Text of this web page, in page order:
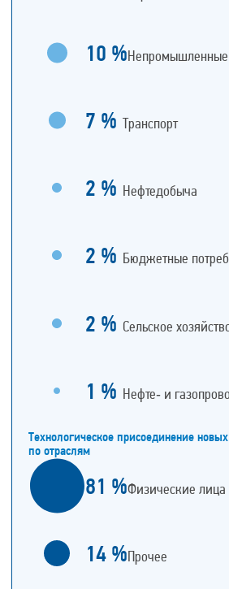
10 %Непромышленные
7 % Транспорт
2 % Нефтедобыча
2 % Бюджетные
2 % Сельское
1 % Нефте‑ и
Технологическое присоединение
по отраслям
81 %Физические лица
14 %Прочее